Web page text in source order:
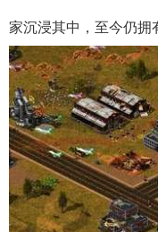
家沉浸其中，至今仍拥